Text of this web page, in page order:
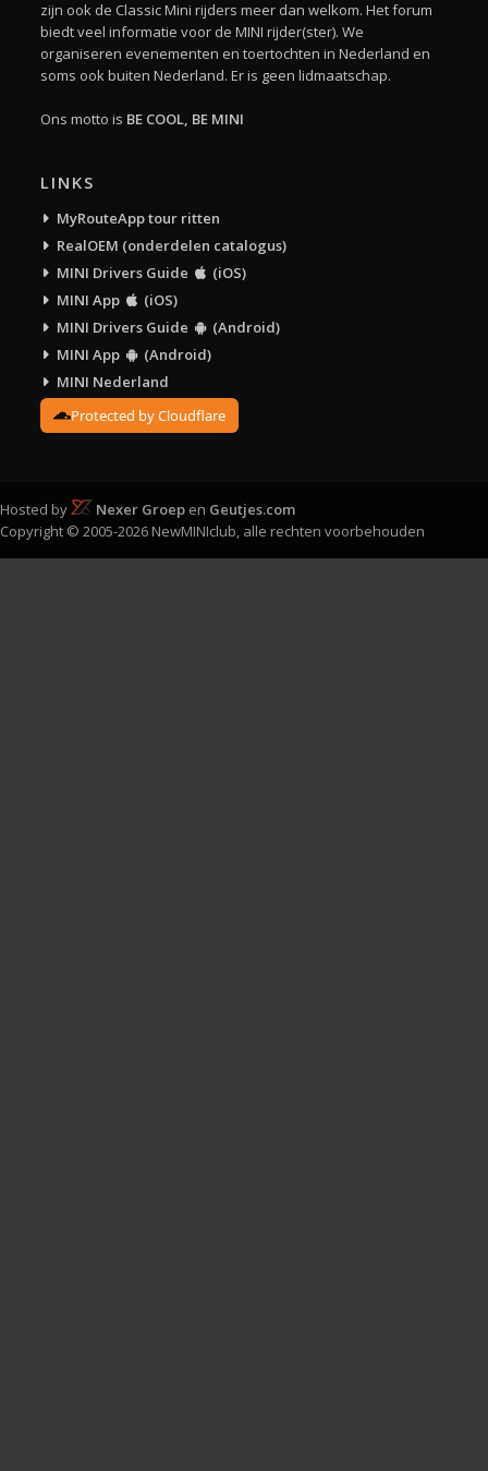
zijn ook de Classic Mini rijders meer dan welkom. Het forum
biedt veel informatie voor de MINI rijder(ster). We
organiseren evenementen en toertochten in Nederland en
soms ook buiten Nederland. Er is geen lidmaatschap.
Ons motto is BE COOL, BE MINI
LINKS
MyRouteApp tour ritten
RealOEM (onderdelen catalogus)
MINI Drivers Guide
(iOS)
MINI App
(iOS)
MINI Drivers Guide
(Android)
MINI App
(Android)
MINI Nederland
Protected by Cloudflare
Hosted by Nexer Groep en Geutjes.com
Copyright © 2005-2026 NewMINIclub, alle rechten voorbehouden